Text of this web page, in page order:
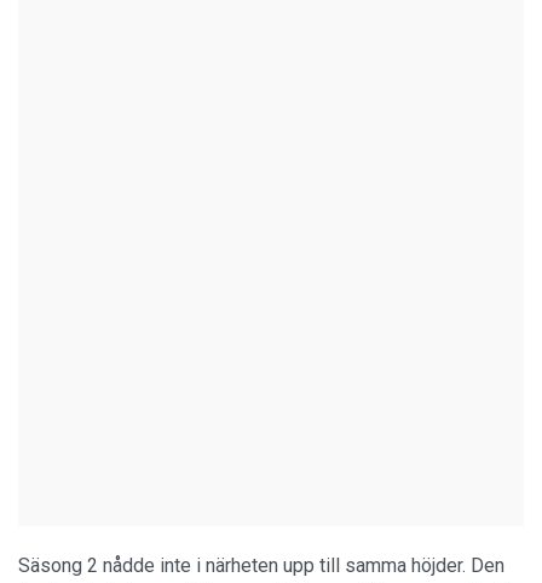
Säsong 2 nådde inte i närheten upp till samma höjder. Den